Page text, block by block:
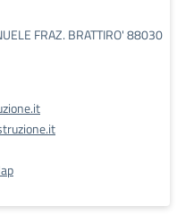
FRAZ. BRATTIRO' 88030